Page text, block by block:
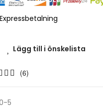
Lägg till i önskelista
(6)
5